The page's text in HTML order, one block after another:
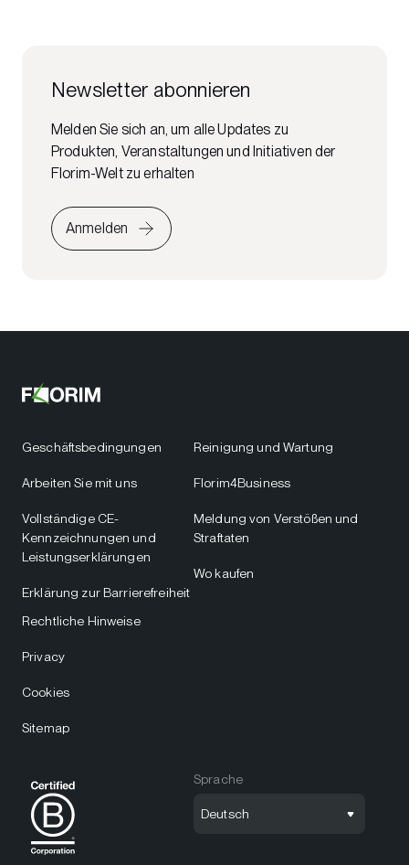
Newsletter abonnieren
Melden Sie sich an, um alle Updates zu
Produkten, Veranstaltungen und Initiativen der
Florim-Welt zu erhalten
Anmelden
Geschäftsbedingungen
Arbeiten Sie mit uns
Vollständige CE-
Kennzeichnungen und
Leistungserklärungen
Erklärung zur Barrierefreiheit
Reinigung und Wartung
Florim4Business
Meldung von Verstößen und
Straftaten
Wo kaufen
Rechtliche Hinweise
Privacy
Cookies
Sitemap
Sprache
Deutsch